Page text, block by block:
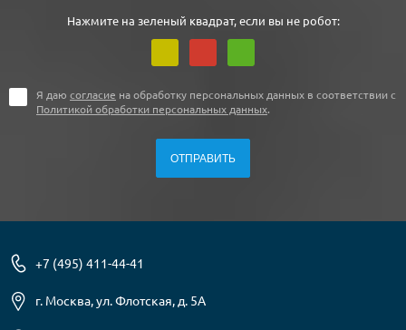
Нажмите на зеленый квадрат, если вы не робот:
Я даю согласие на обработку персональных данных в соответствии с
Политикой обработки персональных данных.
+7 (495) 411-44-41
г. Москва, ул. Флотская, д. 5А